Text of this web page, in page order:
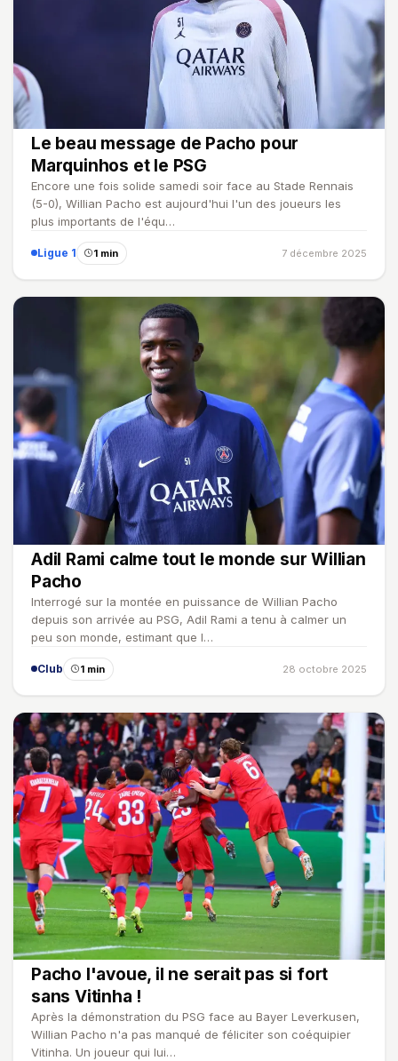
Le beau message de Pacho pour
Marquinhos et le PSG
Encore une fois solide samedi soir face au Stade Rennais
(5-0), Willian Pacho est aujourd'hui l'un des joueurs les
plus importants de l'équ…
Ligue 1 1 min 7 décembre 2025
Adil Rami calme tout le monde sur Willian
Pacho
Interrogé sur la montée en puissance de Willian Pacho
depuis son arrivée au PSG, Adil Rami a tenu à calmer un
peu son monde, estimant que l…
Club 1 min 28 octobre 2025
Pacho l'avoue, il ne serait pas si fort
sans Vitinha !
Après la démonstration du PSG face au Bayer Leverkusen,
Willian Pacho n'a pas manqué de féliciter son coéquipier
Vitinha. Un joueur qui lui…